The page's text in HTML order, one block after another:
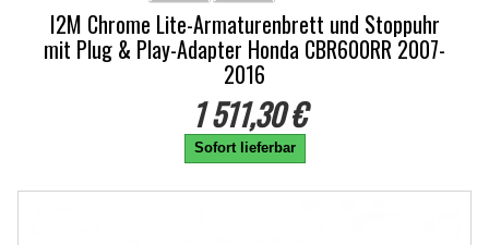
I2M Chrome Lite-Armaturenbrett und Stoppuhr
mit Plug & Play-Adapter Honda CBR600RR 2007-
2016
1 511,30 €
Sofort lieferbar